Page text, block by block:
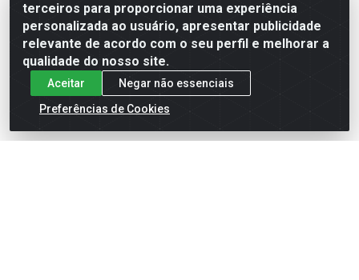
terceiros para proporcionar uma experiência
personalizada ao usuário, apresentar publicidade
relevante de acordo com o seu perfil e melhorar a
qualidade do nosso site.
Aceitar
Negar não essenciais
Preferências de Cookies
Formas de Pagamento